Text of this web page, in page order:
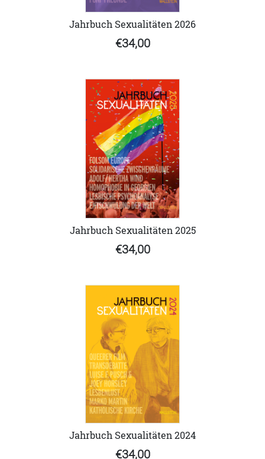
Jahrbuch Sexualitäten 2026
€34,00
Jahrbuch Sexualitäten 2025
€34,00
Jahrbuch Sexualitäten 2024
€34,00